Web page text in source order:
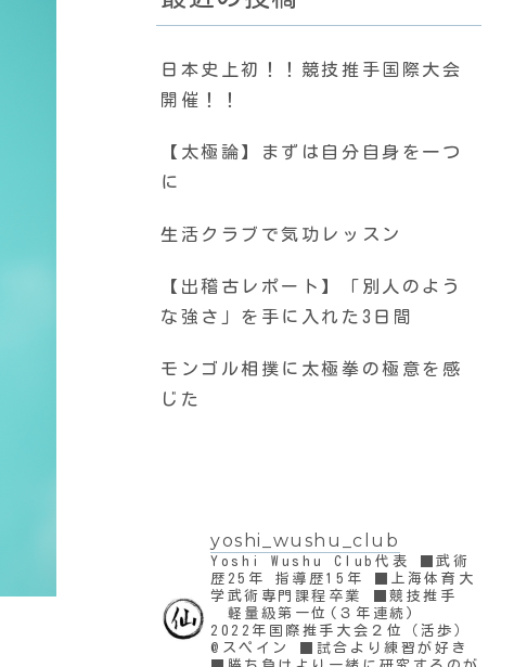
日本史上初！！競技推手国際大会
開催！！
【太極論】まずは自分自身を一つ
に
生活クラブで気功レッスン
【出稽古レポート】「別人のよう
な強さ」を手に入れた3日間
モンゴル相撲に太極拳の極意を感
じた
yoshi_wushu_club
Yoshi Wushu Club代表
■武術
歴25年 指導歴15年
■上海体育大
学武術専門課程卒業
■競技推手
軽量級第一位(３年連続)
2022年国際推手大会２位（活歩）
@スペイン
■試合より練習が好き